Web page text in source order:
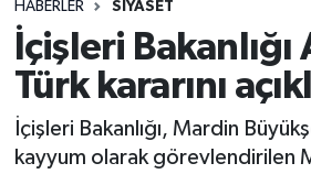
HABERLER SIYASET
İçişleri
Türk kararını
İçişleri Bakanlığı, Mardin
kayyum olarak görevlendirilen
Ekonomi
Şırnak
Şirnak Namaz Vakitleri
Şırnak Trafik Yoğunluk
Süper Lig Puan Durumu ve